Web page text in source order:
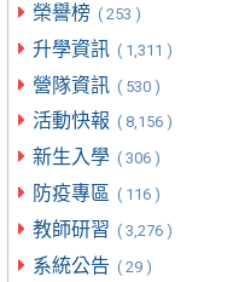
榮譽榜 ( 253 )
升學資訊 ( 1,311 )
營隊資訊 ( 530 )
活動快報 ( 8,156 )
新生入學 ( 306 )
防疫專區 ( 116 )
教師研習 ( 3,276 )
系統公告 ( 29 )